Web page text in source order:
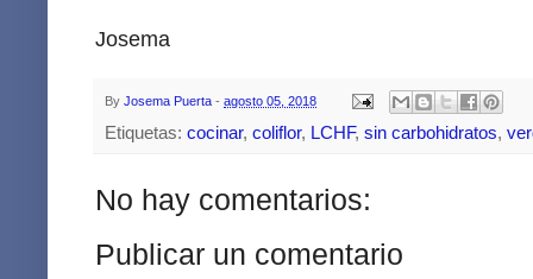
Josema
By Josema Puerta - agosto 05, 2018
Etiquetas: cocinar, coliflor, LCHF, sin carbohidratos,
No hay comentarios:
Publicar un comentario